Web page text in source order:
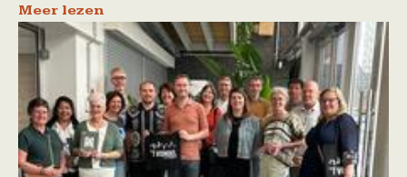
Meer lezen